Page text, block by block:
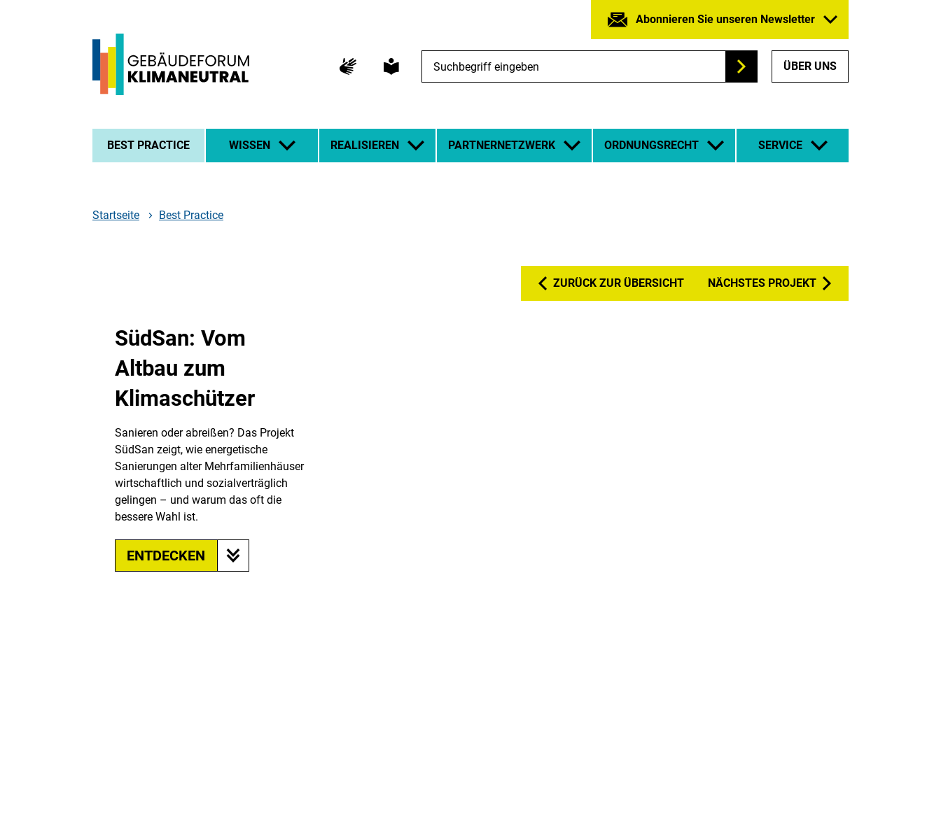
Abonnieren Sie unseren Newsletter
eingeben
Suchen
ÜBER UNS
BEST PRACTICE WISSEN REALISIEREN PARTNERNETZWERK ORDNUNGSRECHT SERVICE
Startseite Best Practice
ZURÜCK ZUR ÜBERSICHT NÄCHSTES PROJEKT
SüdSan: Vom
Altbau zum
Klimaschützer
Sanieren oder abreißen? Das Projekt
SüdSan zeigt, wie energetische
Sanierungen alter Mehrfamilienhäuser
wirtschaftlich und sozialverträglich
gelingen – und warum das oft die
bessere Wahl ist.
ENTDECKEN